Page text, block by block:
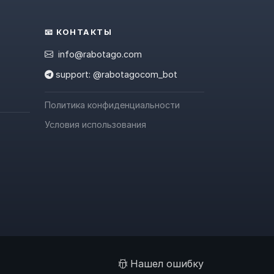
📧 КОНТАКТЫ
info@rabotago.com
support: @rabotagocom_bot
Политика конфиденциальности
Условия использования
Нашел ошибку